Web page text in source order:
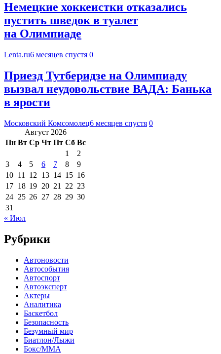
Немецкие хоккеистки отказались
пустить шведок в туалет
на Олимпиаде
Lenta.ru6 месяцев спустя 0
Приезд Тутберидзе на Олимпиаду
вызвал неудовольствие ВАДА: Банька
в ярости
Московский Комсомолец6 месяцев спустя 0
Август 2026
Пн Вт Ср Чт Пт Сб Вс
1
2
3
4 5 6 7 8
9
10 11 12 13 14 15 16
17 18 19 20 21 22 23
24 25 26 27 28 29 30
31
« Июл
Рубрики
Автоновости
Автособытия
Автоспорт
Автоэксперт
Актеры
Аналитика
Баскетбол
Безопасность
Безумный мир
Биатлон/Лыжи
Бокс/MMA